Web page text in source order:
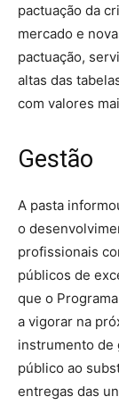
pactuação da
mercado e
pactuação,
altas das
com valores
Gestão
A pasta
o
profissionais
públicos de
que o
a vigorar na
instrumento de
público ao
entregas das